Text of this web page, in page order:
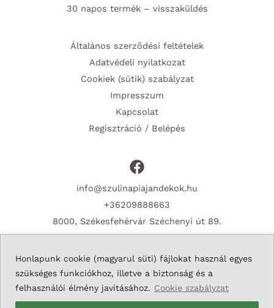
Honlapunk cookie (magyarul süti) fájlokat használ egyes
szükséges funkciókhoz, illetve a biztonság és a
felhasználói élmény javításához. Cookie szabályzat
30 napos termék – visszaküldés
Általános szerződési feltételek
Adatvédeli nyilatkozat
Cookiek (sütik) szabályzat
Impresszum
Kapcsolat
Regisztráció / Belépés
info@szulinapiajandekok.hu
+36209888663
8000, Székesfehérvár Széchenyi út 89.
Copyright © 2026 Szulinapiajandekok.hu